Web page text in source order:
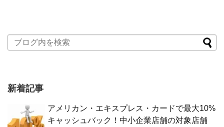
新着記事
アメリカン・エキスプレス・カードで最大10%
キャッシュバック！中小企業店舗の対象店舗